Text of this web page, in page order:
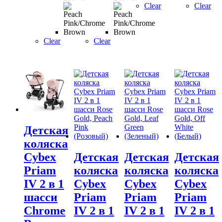
Clear Clear
Clear Clear
Детская
коляска
Cybex
Priam
IV 2 в 1
шасси
Chrome
Детская
коляска
Cybex
Priam
IV 2 в 1
Детская
коляска
Cybex
Priam
IV 2 в 1
Детская
коляска
Cybex
Priam
IV 2 в 1